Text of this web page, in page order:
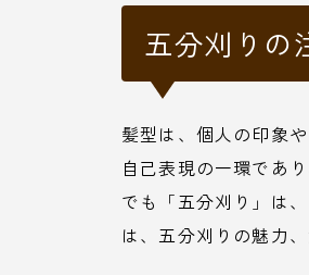
五分刈りの
髪型は、個人の印象
自己表現の一環であ
でも「五分刈り」は
は、五分刈りの魅力